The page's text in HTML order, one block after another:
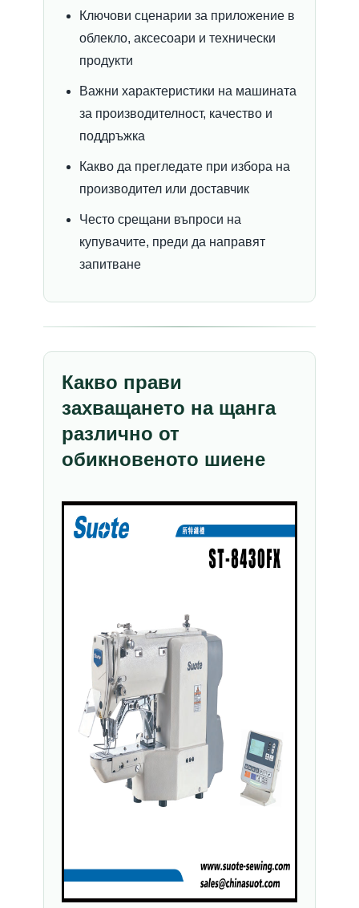
Ключови сценарии за приложение в
облекло, аксесоари и технически
продукти
Важни характеристики на машината
за производителност, качество и
поддръжка
Какво да прегледате при избора на
производител или доставчик
Често срещани въпроси на
купувачите, преди да направят
запитване
Какво прави
захващането на щанга
различно от
обикновеното шиене